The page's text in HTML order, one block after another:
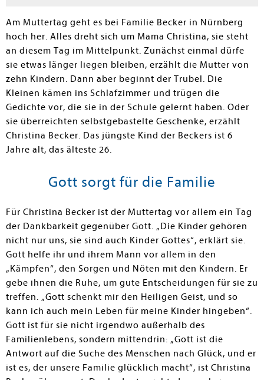
Am Muttertag geht es bei Familie Becker in Nürnberg
hoch her. Alles dreht sich um Mama Christina, sie steht
an diesem Tag im Mittelpunkt. Zunächst einmal dürfe
sie etwas länger liegen bleiben, erzählt die Mutter von
zehn Kindern. Dann aber beginnt der Trubel. Die
Kleinen kämen ins Schlafzimmer und trügen die
Gedichte vor, die sie in der Schule gelernt haben. Oder
sie überreichten selbstgebastelte Geschenke, erzählt
Christina Becker. Das jüngste Kind der Beckers ist 6
Jahre alt, das älteste 26.
Gott sorgt für die Familie
Für Christina Becker ist der Muttertag vor allem ein Tag
der Dankbarkeit gegenüber Gott. „Die Kinder gehören
nicht nur uns, sie sind auch Kinder Gottes“, erklärt sie.
Gott helfe ihr und ihrem Mann vor allem in den
„Kämpfen“, den Sorgen und Nöten mit den Kindern. Er
gebe ihnen die Ruhe, um gute Entscheidungen für sie zu
treffen. „Gott schenkt mir den Heiligen Geist, und so
kann ich auch mein Leben für meine Kinder hingeben“.
Gott ist für sie nicht irgendwo außerhalb des
Familienlebens, sondern mittendrin: „Gott ist die
Antwort auf die Suche des Menschen nach Glück, und er
ist es, der unsere Familie glücklich macht“, ist Christina